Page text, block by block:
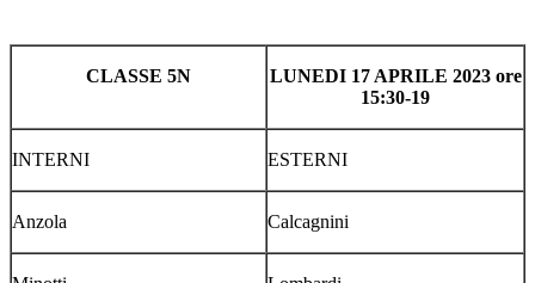
CLASSE 5N
LUNEDI 17 APRILE 2023 ore
15:30-19
INTERNI ESTERNI
Anzola Calcagnini